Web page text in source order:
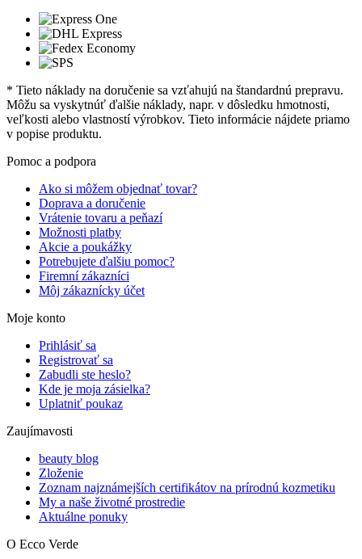
* Tieto náklady na doručenie sa vzťahujú na štandardnú prepravu.
Môžu sa vyskytnúť ďalšie náklady, napr. v dôsledku hmotnosti,
veľkosti alebo vlastností výrobkov. Tieto informácie nájdete priamo
v popise produktu.
Pomoc a podpora
Ako si môžem objednať tovar?
Doprava a doručenie
Vrátenie tovaru a peňazí
Možnosti platby
Akcie a poukážky
Potrebujete ďalšiu pomoc?
Firemní zákazníci
Môj zákaznícky účet
Moje konto
Prihlásiť sa
Registrovať sa
Zabudli ste heslo?
Kde je moja zásielka?
Uplatniť poukaz
Zaujímavosti
beauty blog
Zloženie
Zoznam najznámejších certifikátov na prírodnú kozmetiku
My a naše životné prostredie
Aktuálne ponuky
O Ecco Verde